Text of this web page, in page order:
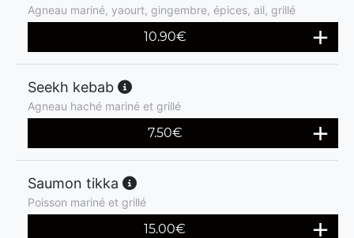
Agneau mariné, yaourt, gingembre, épices, ail, grillé
10.90€
Seekh kebab
Agneau haché mariné et grillé
7.50€
Saumon tikka
Poisson mariné et grillé
15.00€